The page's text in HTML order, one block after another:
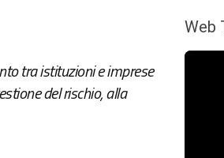
tra istituzioni e imprese
del rischio, alla
Web